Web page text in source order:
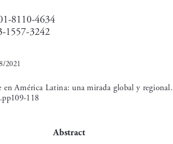
8110-4634
1557-3242
2021
América Latina: una mirada global y regional.
118
Abstract